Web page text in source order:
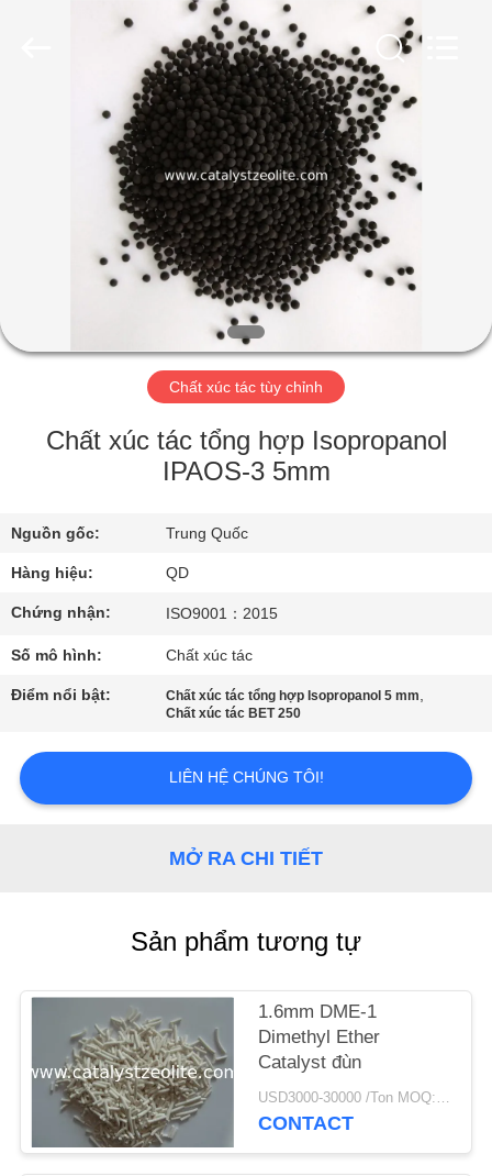
TRANG
VỀ
TÔI
QUAN
NHÀ
MÁY
KIỂM
CHẤT
LƯỢNG
TỨC
CÁC
Chất xúc tác tùy chỉnh
Chất xúc tác tổng hợp Isopropanol
IPAOS-3 5mm
Nguồn gốc: Trung Quốc
Hàng hiệu: QD
Chứng nhận: ISO9001：2015
Số mô hình: Chất xúc tác
Điểm nổi bật: Chất xúc tác tổng hợp Isopropanol 5 mm,
Chất xúc tác BET 250
LIÊN HỆ CHÚNG TÔI!
MỞ RA CHI TIẾT
Sản phẩm tương tự
1.6mm DME-1
Dimethyl Ether
Catalyst đùn
USD3000-30000 /Ton MOQ:1 kg
CONTACT